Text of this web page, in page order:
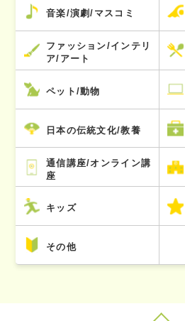
音楽/演劇/マスコミ
ファッション/インテリ
ア/アート
ペット/動物
日本の伝統文化/教養
通信講座/オンライン講
座
キッズ
その他